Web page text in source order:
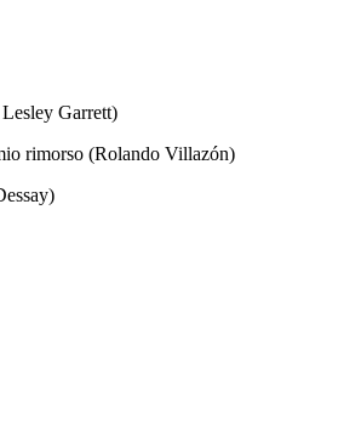
Garrett)
rimorso (Rolando Villazón)